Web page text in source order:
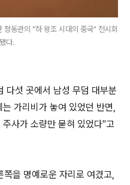
동관의 "하 왕조 시대의 중국" 전시회
다.
다섯 곳에서 남성 무덤 대부분
가리비가 놓여 있었던 반면,
사가 소량만 묻혀 있었다"고
을 명예로운 자리로 여겼고,